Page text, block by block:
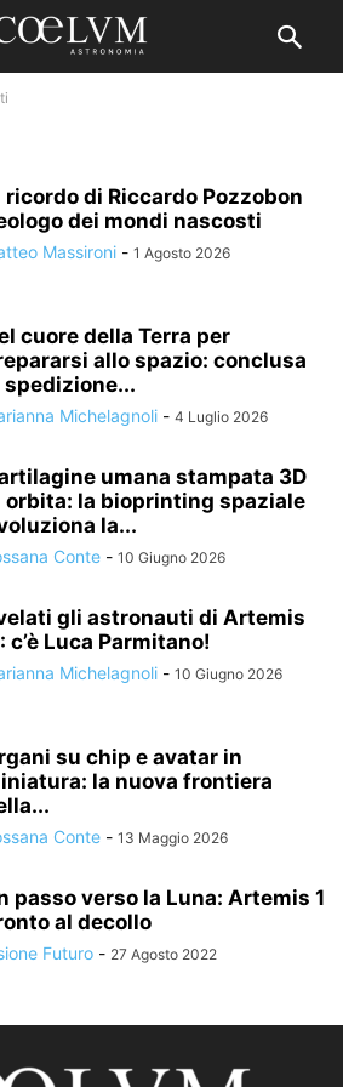
ricordo di Riccardo Pozzobon
dei mondi nascosti
Massironi - 1 Agosto 2026
cuore della Terra per
allo spazio: conclusa
spedizione...
Michelagnoli - 4 Luglio 2026
umana stampata 3D
orbita: la bioprinting spaziale
la...
Conte - 10 Giugno 2026
gli astronauti di Artemis
c’è Luca Parmitano!
Michelagnoli - 10 Giugno 2026
su chip e avatar in
la nuova frontiera
Conte - 13 Maggio 2026
passo verso la Luna: Artemis 1
al decollo
Futuro - 27 Agosto 2022